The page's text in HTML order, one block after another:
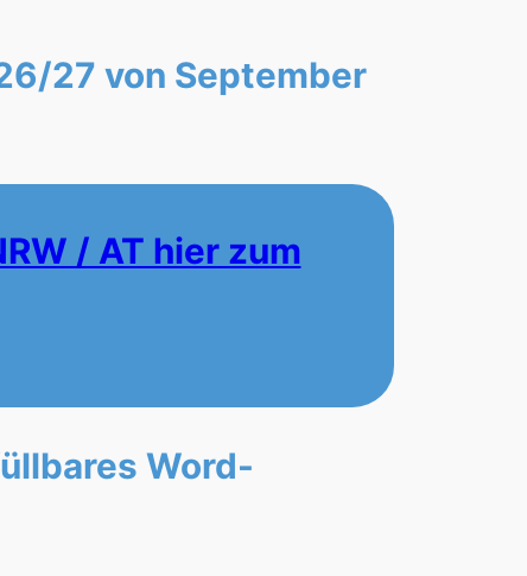
27 von September
/ AT hier zum
Word-